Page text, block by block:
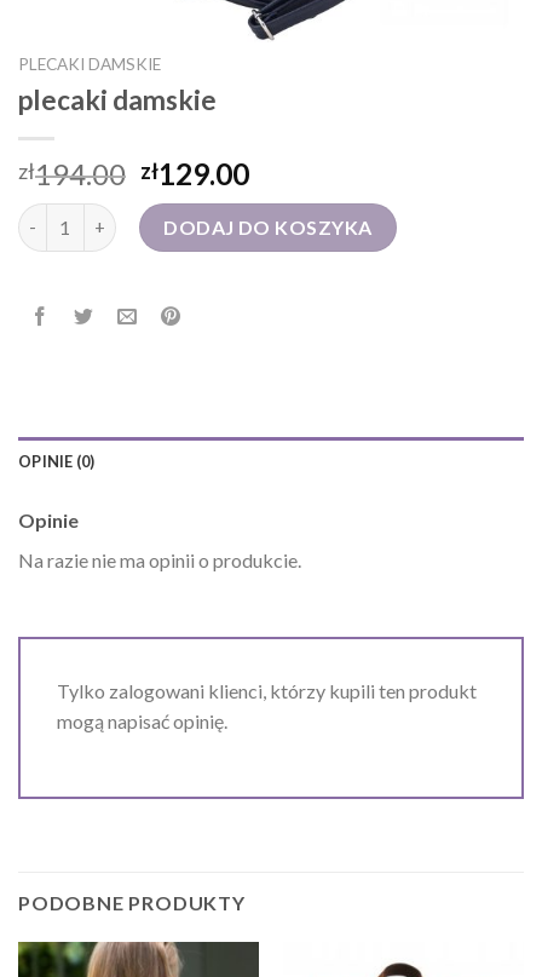
PLECAKI DAMSKIE
plecaki damskie
zł194.00 zł129.00
ilość plecaki damskieDODAJ DO KOSZYKA
OPINIE (0)
Opinie
Na razie nie ma opinii o produkcie.
Tylko zalogowani klienci, którzy kupili ten produkt
mogą napisać opinię.
PODOBNE PRODUKTY